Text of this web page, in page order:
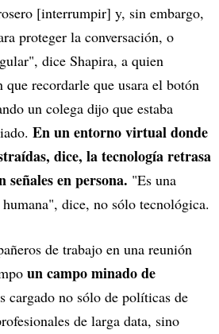
[interrumpir] y, sin embargo,
proteger la conversación, o
dice Shapira, a quien
recordarle que usara el botón
un colega dijo que estaba
En un entorno virtual donde
dice, la tecnología retrasa
señales en persona. "Es una
dice, no sólo tecnológica.
de trabajo en una reunión
un campo minado de
cargado no sólo de políticas de
de larga data, sino